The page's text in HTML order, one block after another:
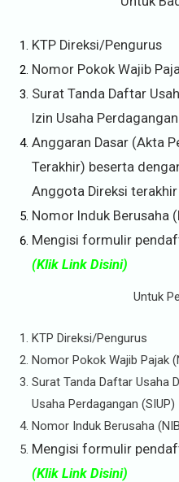
KTP Direksi/Pengurus
Nomor Pokok Wajib
Surat Tanda Daftar
Izin Usaha
Anggaran Dasar (Akta
Terakhir) beserta
Anggota Direksi terakhir
Nomor Induk Berusaha
Mengisi formulir
(Klik Link Disini)
Untuk
KTP Direksi/Pengurus
Nomor Pokok Wajib Pajak
Surat Tanda Daftar Usaha
Usaha Perdagangan (SIUP)
Nomor Induk Berusaha
Mengisi formulir
(Klik Link Disini)